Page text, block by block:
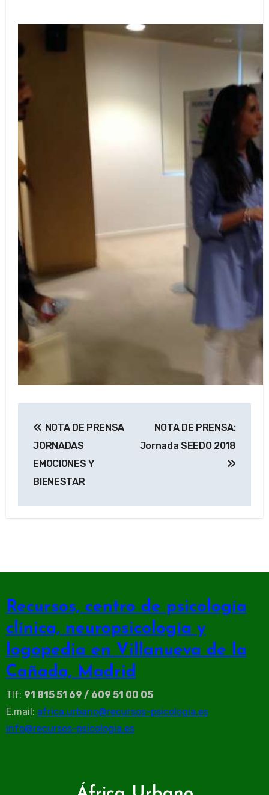
de
entradas
NOTA DE PRENSA
JORNADAS
EMOCIONES Y
BIENESTAR
NOTA DE PRENSA:
Jornada SEEDO 2018
Recursos, centro de psicología
clínica, neuropsicología y
logopedia en Villanueva de la
Cañada, Madrid
Tlf: 91 815 51 69 / 609 51 00 05
E.mail: africa.urbano@recursos-psicologia.es
info@recursos-psicologia.es